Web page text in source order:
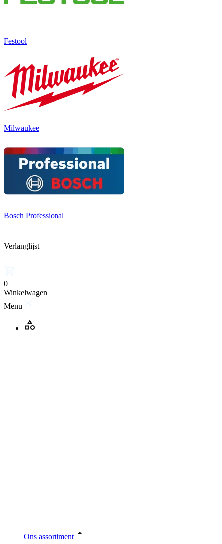
Festool
Milwaukee
Bosch Professional
Verlanglijst
0
Winkelwagen
Menu
Ons assortiment